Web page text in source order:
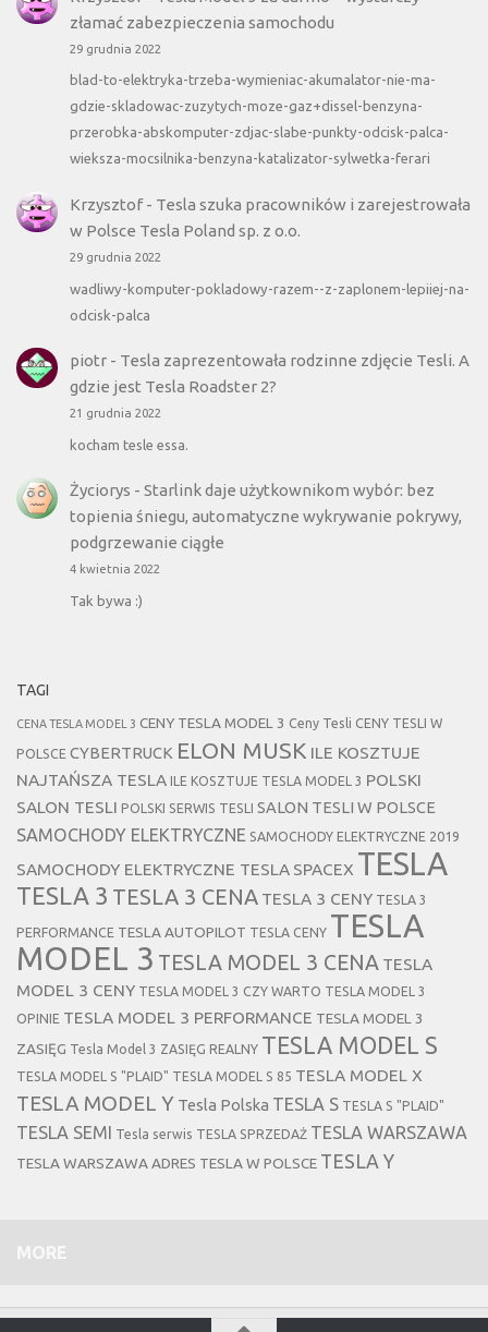
złamać zabezpieczenia samochodu
29 grudnia 2022
blad-to-elektryka-trzeba-wymieniac-akumalator-nie-ma-
gdzie-skladowac-zuzytych-moze-gaz+dissel-benzyna-
przerobka-abskomputer-zdjac-slabe-punkty-odcisk-palca-
wieksza-mocsilnika-benzyna-katalizator-sylwetka-ferari
Krzysztof- Tesla szuka pracowników i zarejestrowała
w Polsce Tesla Poland sp. z o.o.
29 grudnia 2022
wadliwy-komputer-pokladowy-razem--z-zaplonem-lepiiej-na-
odcisk-palca
piotr- Tesla zaprezentowała rodzinne zdjęcie Tesli. A
gdzie jest Tesla Roadster 2?
21 grudnia 2022
kocham tesle essa.
Życiorys - Starlink daje użytkownikom wybór: bez
topienia śniegu, automatyczne wykrywanie pokrywy,
podgrzewanie ciągłe
4 kwietnia 2022
Tak bywa :)
TAGI
CENA TESLA MODEL 3 CENY TESLA MODEL 3 Ceny Tesli CENY TESLI W
POLSCE CYBERTRUCK ELON MUSK ILE KOSZTUJE
NAJTAŃSZA TESLA
ILE KOSZTUJE TESLA MODEL 3 POLSKI
SALON TESLI POLSKI SERWIS TESLI SALON TESLI W POLSCE
SAMOCHODY ELEKTRYCZNE SAMOCHODY ELEKTRYCZNE 2019
SAMOCHODY ELEKTRYCZNE TESLA SPACEX TESLA
TESLA 3 TESLA 3 CENA TESLA 3 CENY TESLA 3
PERFORMANCE TESLA AUTOPILOT TESLA CENY TESLA
MODEL 3 TESLA MODEL 3 CENA TESLA
MODEL 3 CENY TESLA MODEL 3 CZY WARTO TESLA MODEL 3
OPINIE TESLA MODEL 3 PERFORMANCE TESLA MODEL 3
ZASIĘG Tesla Model 3 ZASIĘG REALNY TESLA MODEL S
TESLA MODEL S "PLAID" TESLA MODEL S 85 TESLA MODEL X
TESLA MODEL Y Tesla Polska TESLA S TESLA S "PLAID"
TESLA SEMI Tesla serwis TESLA SPRZEDAŻ TESLA WARSZAWA
TESLA WARSZAWA ADRES TESLA W POLSCE TESLA Y
MORE